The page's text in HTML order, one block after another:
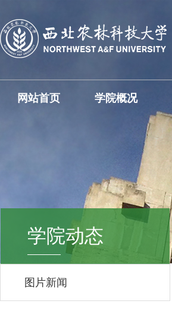
网站首页 学院概况
学院动态
图片新闻